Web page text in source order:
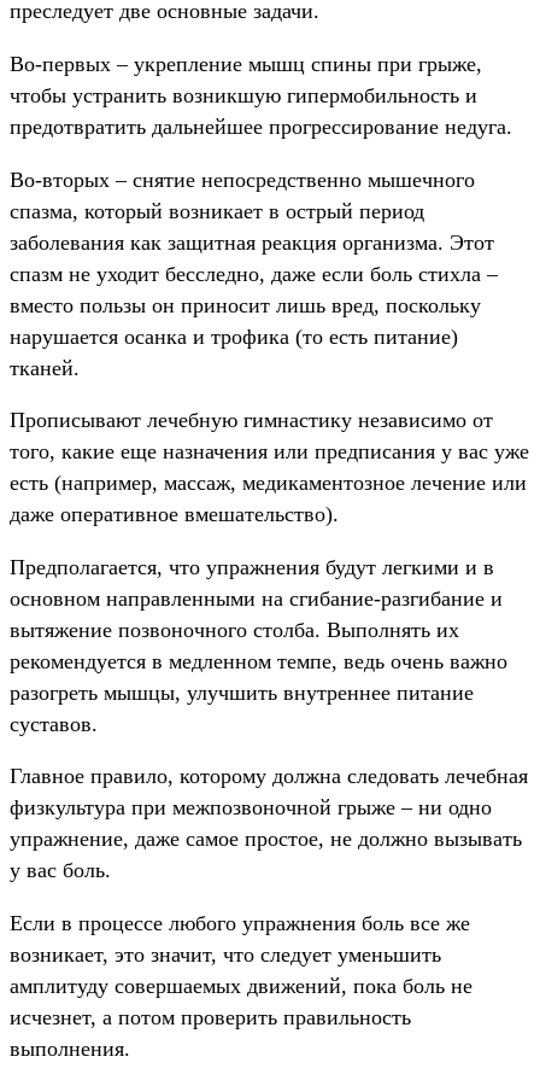
преследует две основные задачи.
Во-первых – укрепление мышц спины при грыже,
чтобы устранить возникшую гипермобильность и
предотвратить дальнейшее прогрессирование недуга.
Во-вторых – снятие непосредственно мышечного
спазма, который возникает в острый период
заболевания как защитная реакция организма. Этот
спазм не уходит бесследно, даже если боль стихла –
вместо пользы он приносит лишь вред, поскольку
нарушается осанка и трофика (то есть питание)
тканей.
Прописывают лечебную гимнастику независимо от
того, какие еще назначения или предписания у вас уже
есть (например, массаж, медикаментозное лечение или
даже оперативное вмешательство).
Предполагается, что упражнения будут легкими и в
основном направленными на сгибание-разгибание и
вытяжение позвоночного столба. Выполнять их
рекомендуется в медленном темпе, ведь очень важно
разогреть мышцы, улучшить внутреннее питание
суставов.
Главное правило, которому должна следовать лечебная
физкультура при межпозвоночной грыже – ни одно
упражнение, даже самое простое, не должно вызывать
у вас боль.
Если в процессе любого упражнения боль все же
возникает, это значит, что следует уменьшить
амплитуду совершаемых движений, пока боль не
исчезнет, а потом проверить правильность
выполнения.